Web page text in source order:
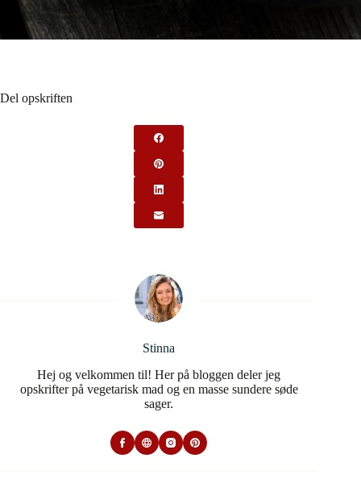
Del opskriften
Stinna
Hej og velkommen til! Her på bloggen deler jeg
opskrifter på vegetarisk mad og en masse sundere søde
sager.